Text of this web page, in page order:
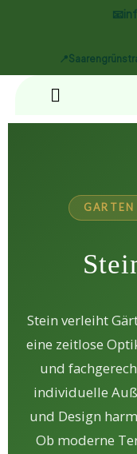
GARTEN
Stein verleiht
eine zeitlose
und
individuelle
und Design
Ob moderne